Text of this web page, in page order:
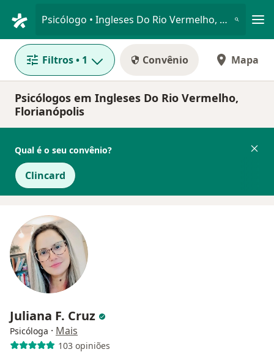
Psicólogo • Ingleses Do Rio Vermelho, Florianópolis, Santa Catarina SC
Filtros• 1 Convênio Mapa
Psicólogos em Ingleses Do Rio Vermelho,
Florianópolis
Qual é o seu convênio?
Clincard
Juliana F. Cruz
Psicóloga · Mais
103 opiniões